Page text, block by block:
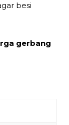
besi
gerbang